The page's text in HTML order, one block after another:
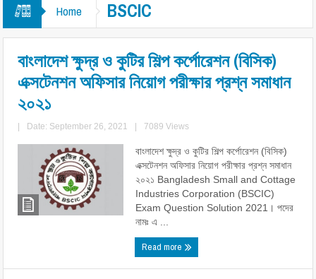
Home BSCIC
বাংলাদেশ ক্ষুদ্র ও কুটির শিল্প কর্পোরেশন (বিসিক)
এক্সটেনশন অফিসার নিয়োগ পরীক্ষার প্রশ্ন সমাধান
২০২১
Date: September 26, 2021 7089 Views
বাংলাদেশ ক্ষুদ্র ও কুটির শিল্প কর্পোরেশন (বিসিক)
এক্সটেনশন অফিসার নিয়োগ পরীক্ষার প্রশ্ন সমাধান
২০২১ Bangladesh Small and Cottage
Industries Corporation (BSCIC)
Exam Question Solution 2021। পদের
নামঃ এ ...
Read more